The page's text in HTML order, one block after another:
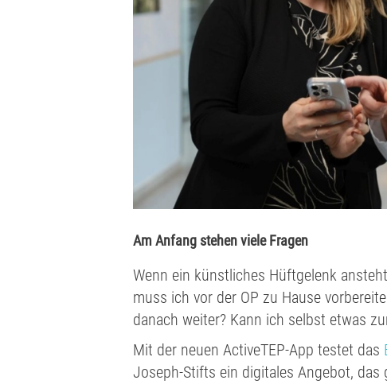
Am Anfang stehen viele Fragen
Wenn ein künstliches Hüftgelenk
muss ich vor der OP zu Hause
danach weiter? Kann ich selbst etwas
Mit der neuen ActiveTEP-App testet das
Joseph-Stifts ein digitales Angebot,